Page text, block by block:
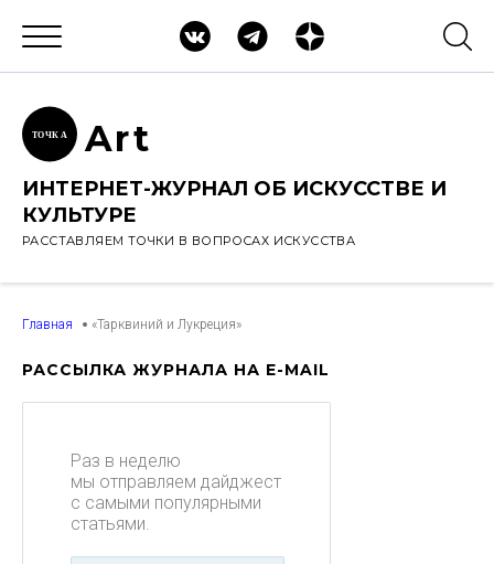
ТОЧК А Art
ИНТЕРНЕТ-ЖУРНАЛ ОБ ИСКУССТВЕ И
КУЛЬТУРЕ
РАССТАВЛЯЕМ ТОЧКИ В ВОПРОСАХ ИСКУССТВА
Главная «Тарквиний и Лукреция»
РАССЫЛКА ЖУРНАЛА НА E-MAIL
Раз в неделю
мы отправляем дайджест
с самыми популярными
статьями.